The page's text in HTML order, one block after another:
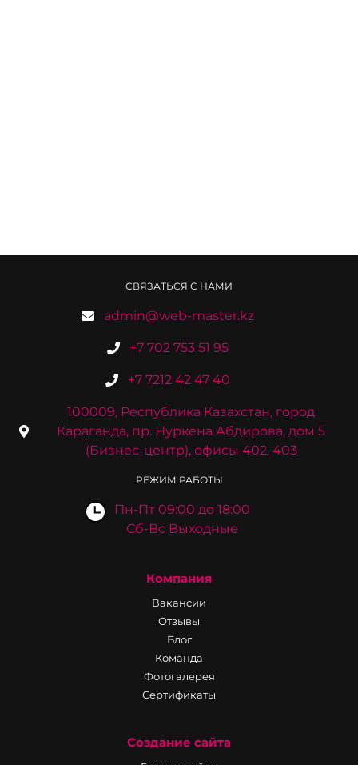
СВЯЗАТЬСЯ С НАМИ
admin@web-master.kz
+7 702 753 51 95
+7 7212 42 47 40
100009, Республика Казахстан, город
Караганда, пр. Нуркена Абдирова, дом 5
(Бизнес-центр), офисы 402, 403
РЕЖИМ РАБОТЫ
Пн-Пт 09:00 до 18:00
Сб-Вс Выходные
Компания
Вакансии
Отзывы
Блог
Команда
Фотогалерея
Сертификаты
Создание сайта